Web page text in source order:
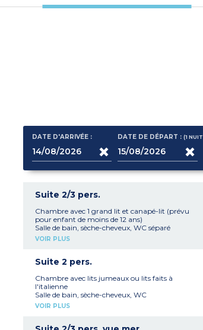
DATE D'ARRIVÉE : DATE DE DÉPART :(1NUIT
Suite 2/3 pers.
Chambre avec 1 grand lit et canapé-lit (prévu
pour enfant de moins de 12 ans)
Salle de bain, sèche-cheveux, WC séparé
(excepté chambre pour personne à mobilité
courtoisie et cafetière à capsules
VOIR PLUS
Suite 2 pers.
Chambre avec lits jumeaux ou lits faits à
l'italienne
Salle de bain, sèche-cheveux, WC
Téléphone, TV, WIFI, climatisation, plateau de
VOIR PLUS